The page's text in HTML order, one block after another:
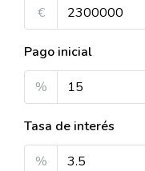
€
Pago inicial
%
Tasa de interés
%